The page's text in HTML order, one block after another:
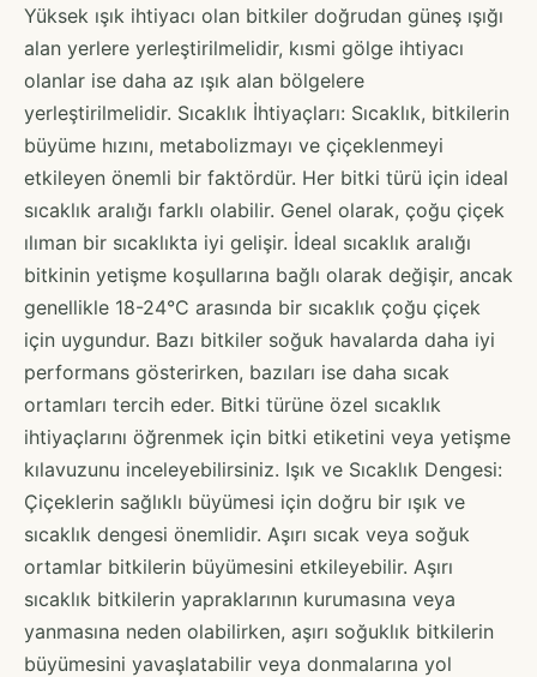
Yüksek ışık ihtiyacı olan bitkiler doğrudan güneş ışığı
alan yerlere yerleştirilmelidir, kısmi gölge ihtiyacı
olanlar ise daha az ışık alan bölgelere
yerleştirilmelidir. Sıcaklık İhtiyaçları: Sıcaklık, bitkilerin
büyüme hızını, metabolizmayı ve çiçeklenmeyi
etkileyen önemli bir faktördür. Her bitki türü için ideal
sıcaklık aralığı farklı olabilir. Genel olarak, çoğu çiçek
ılıman bir sıcaklıkta iyi gelişir. İdeal sıcaklık aralığı
bitkinin yetişme koşullarına bağlı olarak değişir, ancak
genellikle 18-24°C arasında bir sıcaklık çoğu çiçek
için uygundur. Bazı bitkiler soğuk havalarda daha iyi
performans gösterirken, bazıları ise daha sıcak
ortamları tercih eder. Bitki türüne özel sıcaklık
ihtiyaçlarını öğrenmek için bitki etiketini veya yetişme
kılavuzunu inceleyebilirsiniz. Işık ve Sıcaklık Dengesi:
Çiçeklerin sağlıklı büyümesi için doğru bir ışık ve
sıcaklık dengesi önemlidir. Aşırı sıcak veya soğuk
ortamlar bitkilerin büyümesini etkileyebilir. Aşırı
sıcaklık bitkilerin yapraklarının kurumasına veya
yanmasına neden olabilirken, aşırı soğuklık bitkilerin
büyümesini yavaşlatabilir veya donmalarına yol